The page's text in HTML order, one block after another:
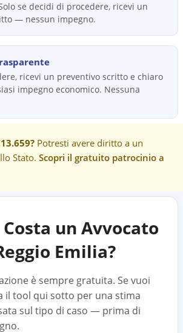
se decidi di procedere, ricevi un
— nessun impegno.
ricevi un preventivo scritto e chiaro
impegno economico. Nessuna
Potresti avere diritto a un
Stato. Scopri il gratuito patrocinio a
un Avvocato
Emilia?
è sempre gratuita. Se vuoi
il tool qui sotto per una stima
sul tipo di caso — prima di